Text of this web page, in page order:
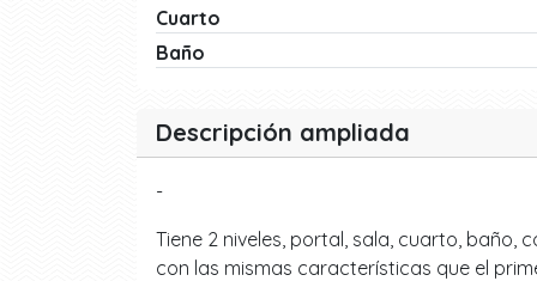
Cuarto
Baño
Descripción ampliada
-
Tiene 2 niveles, portal, sala, cuarto,
con las mismas características que el